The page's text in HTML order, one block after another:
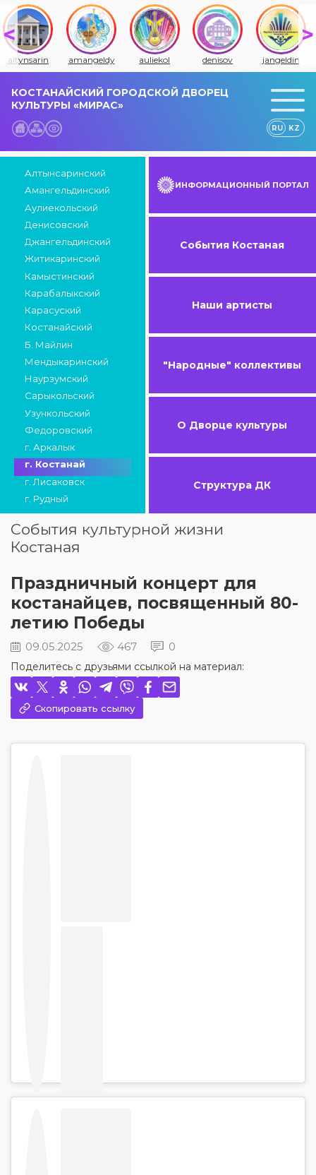
amangeldy auliekol denisov jangeldin jitiqara
КОСТАНАЙСКИЙ ГОРОДСКОЙ ДВОРЕЦ
КУЛЬТУРЫ «МИРАС»
RU KZ
Алтынсаринский
Амангельдинский
Аулиекольский
Денисовский
Джангельдинский
Житикаринский
Камыстинский
Карабалыкский
Карасуский
Костанайский
Б. Майлин
Мендыкаринский
Наурзумский
Сарыкольский
Узункольский
Федоровский
г. Аркалык
г. Костанай
г. Лисаковск
г. Рудный
ИНФОРМАЦИОННЫЙ ПОРТАЛ
События Костаная
Наши артисты
"Народные" коллективы
О Дворце культуры
Структура ДК
События культурной жизни
Костаная
Праздничный концерт для
костанайцев, посвященный 80-
летию Победы
09.05.2025 467 0
Поделитесь с друзьями ссылкой на материал:
Скопировать ссылку